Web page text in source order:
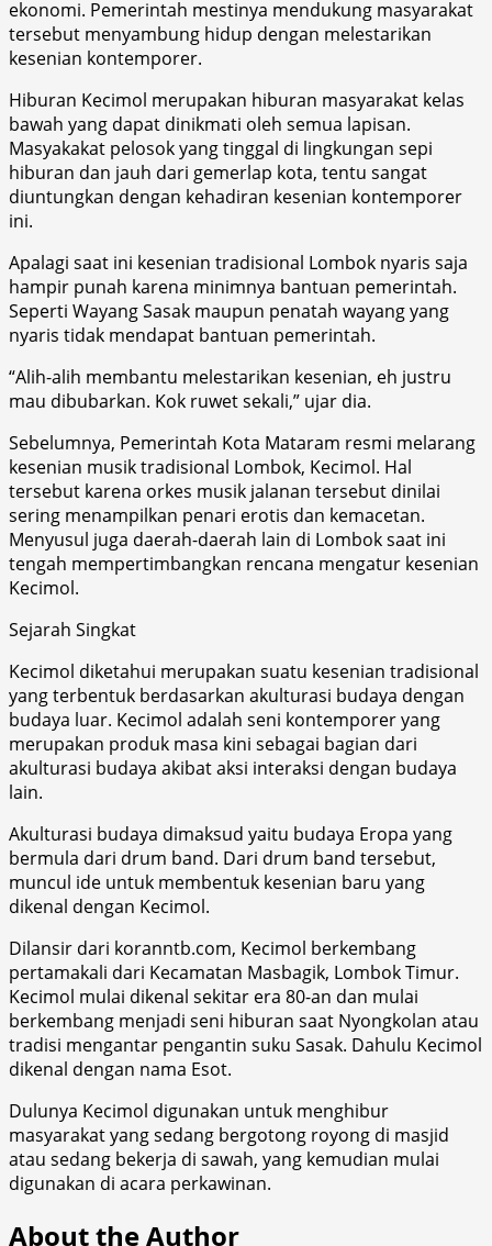
ekonomi. Pemerintah mestinya mendukung masyarakat
tersebut menyambung hidup dengan melestarikan
kesenian kontemporer.
Hiburan Kecimol merupakan hiburan masyarakat kelas
bawah yang dapat dinikmati oleh semua lapisan.
Masyakakat pelosok yang tinggal di lingkungan sepi
hiburan dan jauh dari gemerlap kota, tentu sangat
diuntungkan dengan kehadiran kesenian kontemporer
ini.
Apalagi saat ini kesenian tradisional Lombok nyaris saja
hampir punah karena minimnya bantuan pemerintah.
Seperti Wayang Sasak maupun penatah wayang yang
nyaris tidak mendapat bantuan pemerintah.
“Alih-alih membantu melestarikan kesenian, eh justru
mau dibubarkan. Kok ruwet sekali,” ujar dia.
Sebelumnya, Pemerintah Kota Mataram resmi melarang
kesenian musik tradisional Lombok, Kecimol. Hal
tersebut karena orkes musik jalanan tersebut dinilai
sering menampilkan penari erotis dan kemacetan.
Menyusul juga daerah-daerah lain di Lombok saat ini
tengah mempertimbangkan rencana mengatur kesenian
Kecimol.
Sejarah Singkat
Kecimol diketahui merupakan suatu kesenian tradisional
yang terbentuk berdasarkan akulturasi budaya dengan
budaya luar. Kecimol adalah seni kontemporer yang
merupakan produk masa kini sebagai bagian dari
akulturasi budaya akibat aksi interaksi dengan budaya
lain.
Akulturasi budaya dimaksud yaitu budaya Eropa yang
bermula dari drum band. Dari drum band tersebut,
muncul ide untuk membentuk kesenian baru yang
dikenal dengan Kecimol.
Dilansir dari koranntb.com, Kecimol berkembang
pertamakali dari Kecamatan Masbagik, Lombok Timur.
Kecimol mulai dikenal sekitar era 80-an dan mulai
berkembang menjadi seni hiburan saat Nyongkolan atau
tradisi mengantar pengantin suku Sasak. Dahulu Kecimol
dikenal dengan nama Esot.
Dulunya Kecimol digunakan untuk menghibur
masyarakat yang sedang bergotong royong di masjid
atau sedang bekerja di sawah, yang kemudian mulai
digunakan di acara perkawinan.
About the Author